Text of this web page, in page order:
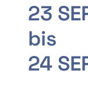
23
bis
24